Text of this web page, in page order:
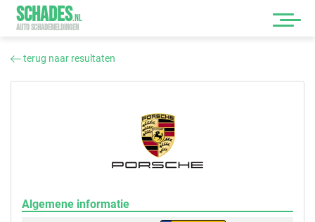
SCHADES.NL
AUTO SCHADEMELDINGEN
terug naar resultaten
Algemene informatie